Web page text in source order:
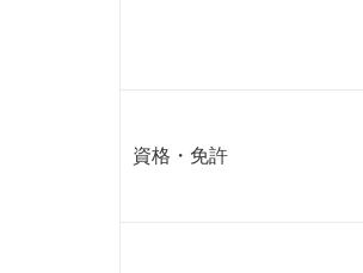
資格・免許